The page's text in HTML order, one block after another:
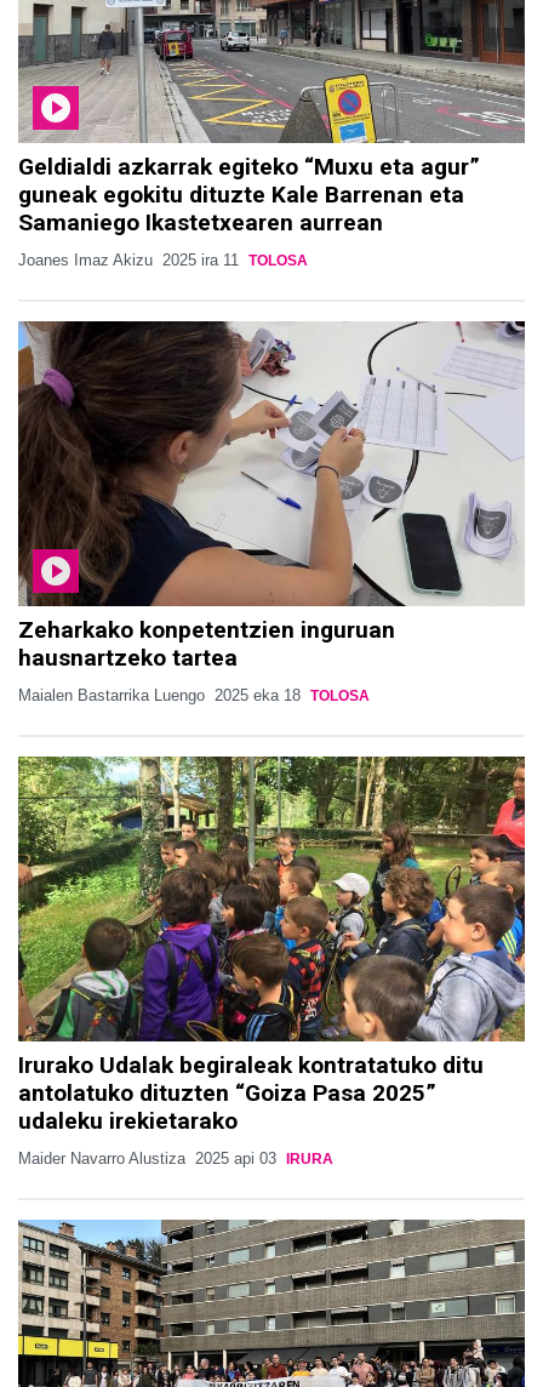
Geldialdi azkarrak egiteko “Muxu eta agur”
guneak egokitu dituzte Kale Barrenan eta
Samaniego Ikastetxearen aurrean
Joanes Imaz Akizu 2025 ira 11 TOLOSA
Zeharkako konpetentzien inguruan
hausnartzeko tartea
Maialen Bastarrika Luengo 2025 eka 18 TOLOSA
Irurako Udalak begiraleak kontratatuko ditu
antolatuko dituzten “Goiza Pasa 2025”
udaleku irekietarako
Maider Navarro Alustiza 2025 api 03 IRURA